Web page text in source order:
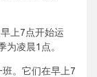
上7点开始运
凌晨1点。
。它们在早上7